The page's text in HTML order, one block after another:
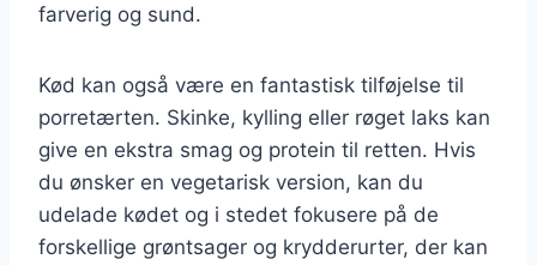
farverig og sund.
Kød kan også være en fantastisk tilføjelse til
porretærten. Skinke, kylling eller røget laks kan
give en ekstra smag og protein til retten. Hvis
du ønsker en vegetarisk version, kan du
udelade kødet og i stedet fokusere på de
forskellige grøntsager og krydderurter, der kan